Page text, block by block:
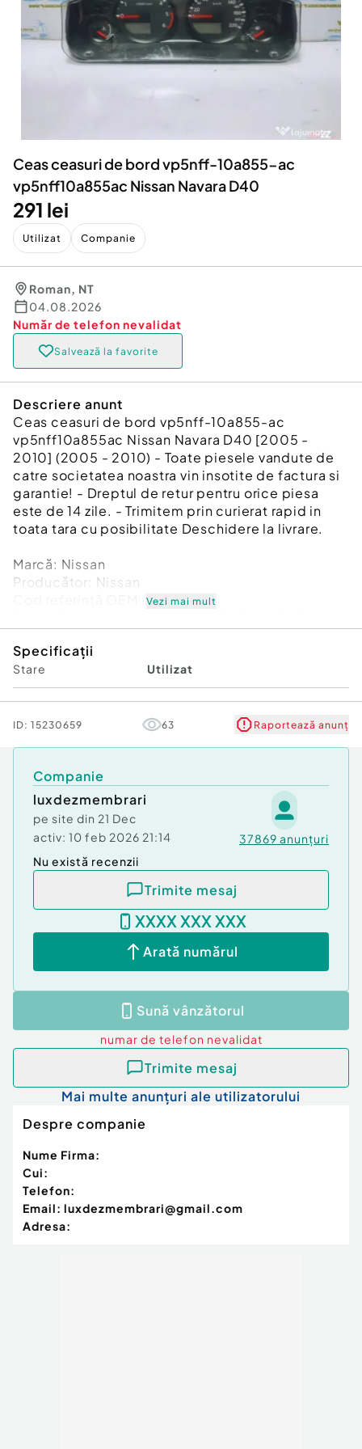
Servicii
Animale de companie
Afaceri și echipamente profesionale
Utilaje agricole si industriale
Piese auto si accesorii
Dacia Duster
Ceas ceasuri de bord vp5nff-10a855-ac
vp5nff10a855ac Nissan Navara D40
291 lei
Utilizat Companie
Roman, NT
04.08.2026
Număr de telefon nevalidat
Salvează la favorite
Descriere anunt
Ceas ceasuri de bord vp5nff-10a855-ac
vp5nff10a855ac Nissan Navara D40 [2005 -
2010] (2005 - 2010) - Toate piesele vandute de
catre societatea noastra vin insotite de factura si
garantie! - Dreptul de retur pentru orice piesa
este de 14 zile. - Trimitem prin curierat rapid in
toata tara cu posibilitate Deschidere la livrare.
Marcă: Nissan
Producător: Nissan
Cod referinţă OEM: 48080713
Garanție
Vezi mai mult
Specificații
Stare Utilizat
ID: 15230659 63 Raportează anunț
Companie
luxdezmembrari
pe site din 21 Dec
activ: 10 feb 2026 21:14 37869 anunțuri
Nu există recenzii
Trimite mesaj
XXXX XXX XXX
Arată numărul
Sună vânzătorul
numar de telefon nevalidat
Trimite mesaj
Mai multe anunțuri ale utilizatorului
Despre companie
Nume Firma:
Cui:
Telefon:
Email: luxdezmembrari@gmail.com
Adresa: